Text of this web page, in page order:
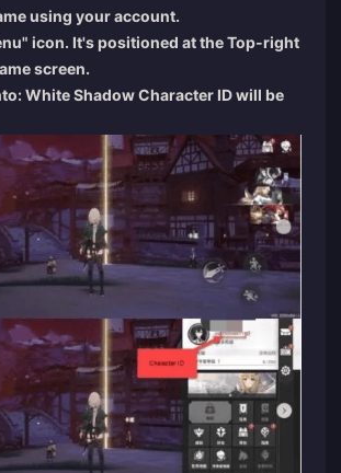
using your account.
icon. It's positioned at the Top-right
screen.
White Shadow Character ID will be